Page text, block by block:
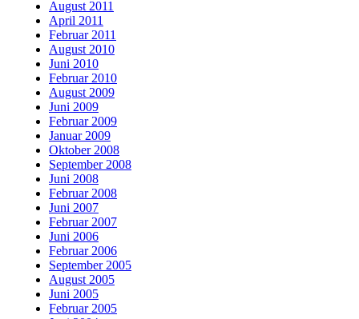
August 2011
April 2011
Februar 2011
August 2010
Juni 2010
Februar 2010
August 2009
Juni 2009
Februar 2009
Januar 2009
Oktober 2008
September 2008
Juni 2008
Februar 2008
Juni 2007
Februar 2007
Juni 2006
Februar 2006
September 2005
August 2005
Juni 2005
Februar 2005